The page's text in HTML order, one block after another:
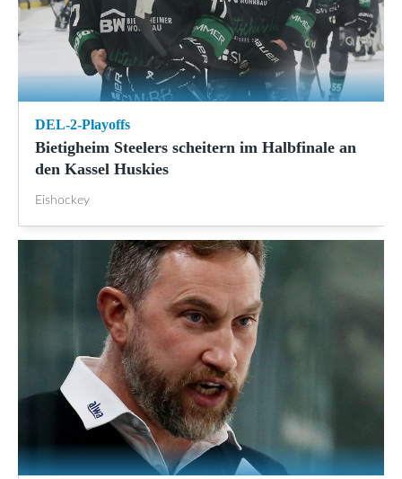
DEL-2-Playoffs
Bietigheim Steelers scheitern im Halbfinale an
den Kassel Huskies
Eishockey